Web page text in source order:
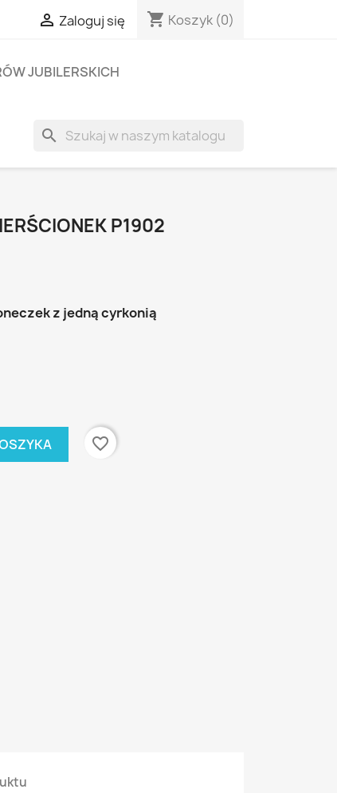
 Zaloguj się shopping_cart Koszyk (0)
JUBILERSKICH
search
P1902
z jedną cyrkonią
favorite_border